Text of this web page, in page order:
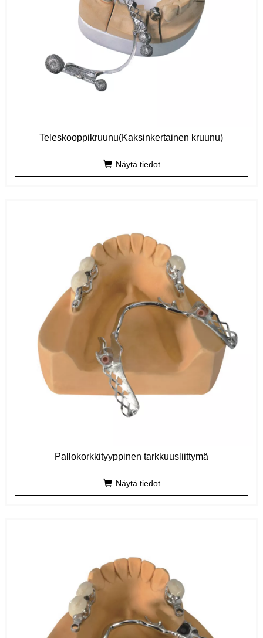
Teleskooppikruunu(Kaksinkertainen kruunu)
Näytä tiedot
Pallokorkkityyppinen tarkkuusliittymä
Näytä tiedot